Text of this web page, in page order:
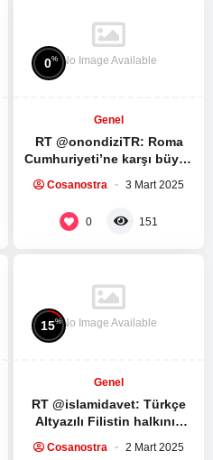
No Image Available
0%
Genel
RT @onondiziTR: Roma
Cumhuriyeti’ne karşı büyük
Spartacus Dizisinin ilk 5
bölümünü…
Cosanostra 3 Mart 2025
0 151
No Image Available
15%
Genel
RT @islamidavet: Türkçe
Altyazılı Filistin halkının
liderlerine bağlılıkları…
Cosanostra 2 Mart 2025